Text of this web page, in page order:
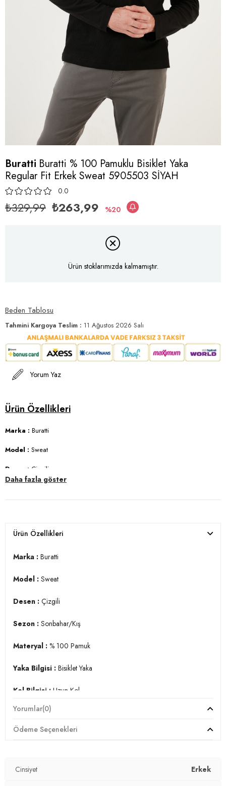
Buratti Buratti % 100 Pamuklu Bisiklet Yaka
Regular Fit Erkek Sweat 5905503 SİYAH
0.0
₺329,99 ₺263,99 20
Ürün stoklarımızda kalmamıştır.
Beden Tablosu
Tahmini Kargoya Teslim : 11 Ağustos 2026 Salı
Yorum Yaz
Marka : Buratti
Model : Sweat
Desen : Çizgili
Manken Ölçüsü :
3DK15905503.07
Daha fazla göster
Ürün Özellikleri
Marka : Buratti
Model : Sweat
Desen : Çizgili
Sezon : Sonbahar/Kış
Materyal : % 100 Pamuk
Yaka Bilgisi : Bisiklet Yaka
Kol Bilgisi : Uzun Kol
Kalıp Bilgisi :&
Manken Ölçüsü :Kilo : 79 kg / Boy : 1.86 cm / Göğüs : 95
YERLİ ÜRETİM
Yorumlar(0)
Ödeme Seçenekleri
Cinsiyet Erkek